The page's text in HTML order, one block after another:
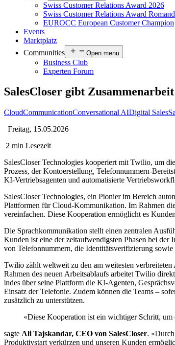
Swiss Customer Relations Award 2026
Swiss Customer Relations Award
EUROCC European Customer Champion
Events
Marktplatz
Communities
Open menu
Business Club
Experten Forum
SalesCloser gibt
CloudCommunicationConversational AIDigital Sales
Freitag, 15.05.2026
2 min Lesezeit
SalesCloser Technologies kooperiert mit Twilio, um
Prozess, der Kontoerstellung, Telefonnummern-
KI-Vertriebsagenten und automatisierte
SalesCloser Technologies, ein Pionier im Bereich
Plattformen für Cloud-Kommunikation. Im Rahmen
vereinfachen. Diese Kooperation ermöglicht es
Die Sprachkommunikation stellt einen zentralen
Kunden ist eine der zeitaufwendigsten Phasen bei
von Telefonnummern, die Identitätsverifizierung
Twilio zählt weltweit zu den am weitesten
Rahmen des neuen Arbeitsablaufs arbeitet Twilio
indes über seine Plattform die KI-Agenten,
Einsatz der Telefonie. Zudem können die Teams –
zusätzlich zu unterstützen.
«Diese Kooperation ist ein wichtiger Schritt,
sagte Ali Tajskandar, CEO von SalesCloser.
Produktivstart verkürzen und unseren Kunden